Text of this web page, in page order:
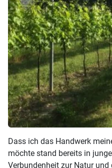
Dass ich das Handwerk
möchte stand bereits in
Verbundenheit zur Natur